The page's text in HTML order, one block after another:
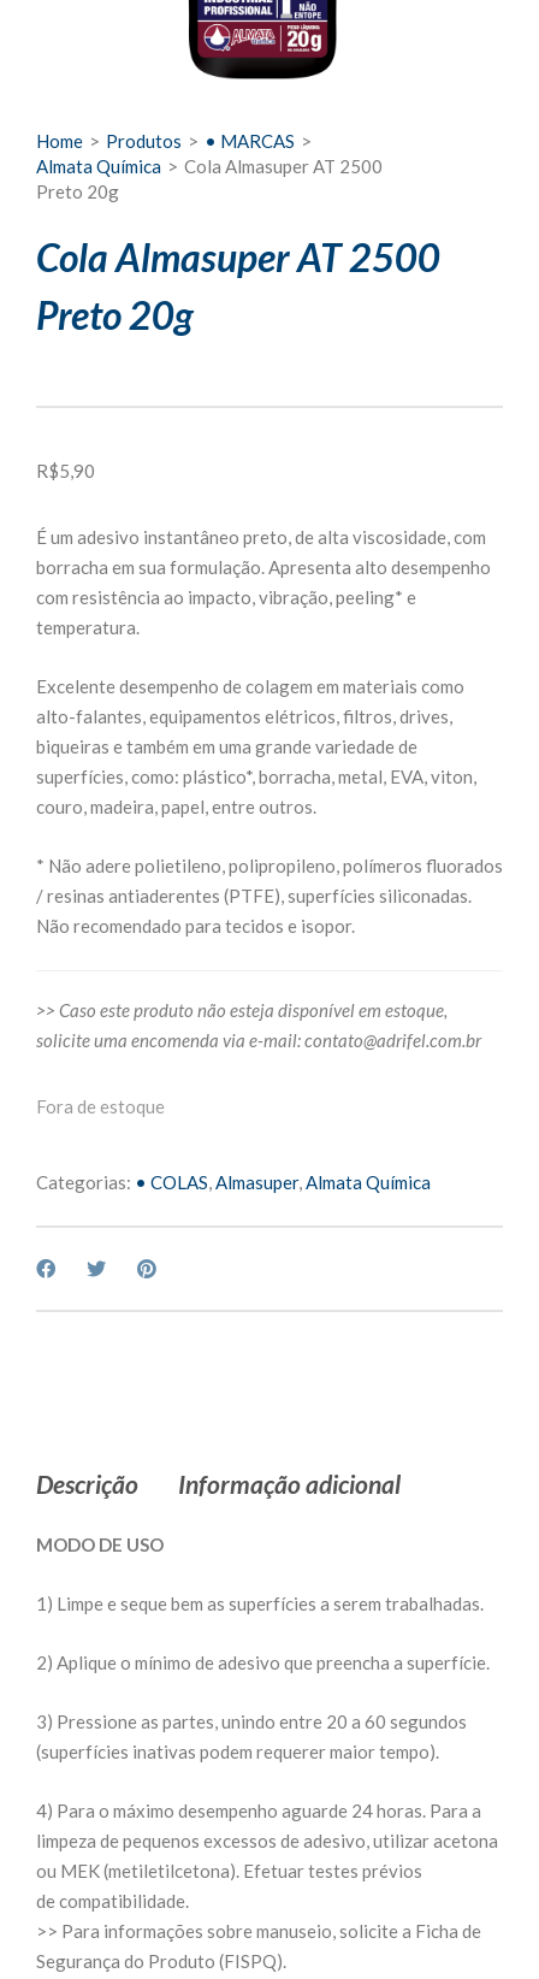
Home > Produtos > • MARCAS >
Almata Química > Cola Almasuper AT 2500
Preto 20g
Cola Almasuper AT 2500
Preto 20g
R$5,90
É um adesivo instantâneo preto, de alta viscosidade, com
borracha em sua formulação. Apresenta alto desempenho
com resistência ao impacto, vibração, peeling* e
temperatura.
Excelente desempenho de colagem em materiais como
alto-falantes, equipamentos elétricos, filtros, drives,
biqueiras e também em uma grande variedade de
superfícies, como: plástico*, borracha, metal, EVA, viton,
couro, madeira, papel, entre outros.
* Não adere polietileno, polipropileno, polímeros fluorados
/ resinas antiaderentes (PTFE), superfícies siliconadas.
Não recomendado para tecidos e isopor.
>> Caso este produto não esteja disponível em estoque,
solicite uma encomenda via e-mail:contato@adrifel.com.br
Fora de estoque
Categorias: • COLAS,Almasuper,Almata Química
Descrição Informação adicional
MODO DE USO
1) Limpe e seque bem as superfícies a serem trabalhadas.
2) Aplique o mínimo de adesivo que preencha a superfície.
3) Pressione as partes, unindo entre 20 a 60 segundos
(superfícies inativas podem requerer maior tempo).
4) Para o máximo desempenho aguarde 24 horas. Para a
limpeza de pequenos excessos de adesivo, utilizar acetona
ou MEK (metiletilcetona). Efetuar testes prévios
de compatibilidade.
>> Para informações sobre manuseio, solicite a Ficha de
Segurança do Produto (FISPQ).